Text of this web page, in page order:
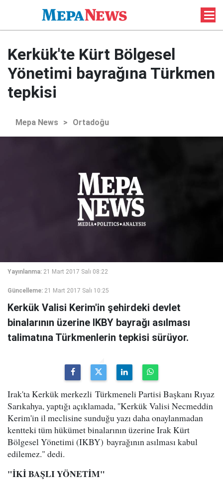
Kerkük'te Kürt Bölgesel
Yönetimi bayrağına Türkmen
tepkisi
Mepa News > Ortadoğu
Yayınlanma: 21 Mart 2017 Salı 08:22
Güncelleme: 21 Mart 2017 Salı 10:25
Kerkük Valisi Kerim'in şehirdeki devlet
binalarının üzerine IKBY bayrağı asılması
talimatına Türkmenlerin tepkisi sürüyor.
Irak'ta Kerkük merkezli Türkmeneli Partisi Başkanı Rıyaz
Sarıkahya, yaptığı açıklamada, ''Kerkük Valisi Necmeddin
Kerim'in il meclisine sunduğu yazı daha onaylanmadan
kentteki tüm hükümet binalarının üzerine Irak Kürt
Bölgesel Yönetimi (IKBY) bayrağının asılması kabul
edilemez." dedi.
"İKİ BAŞLI YÖNETİM"